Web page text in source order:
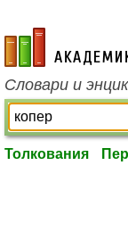
academic.ru
Словари и
Толкования